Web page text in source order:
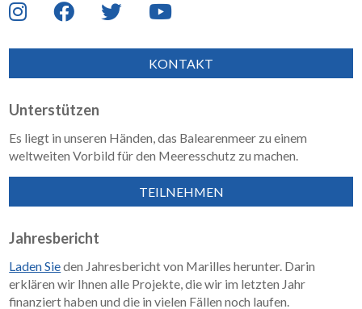
KONTAKT
Unterstützen
Es liegt in unseren Händen, das Balearenmeer zu einem
weltweiten Vorbild für den Meeresschutz zu machen.
TEILNEHMEN
Jahresbericht
Laden Sieden Jahresbericht von Marilles herunter. Darin
erklären wir Ihnen alle Projekte, die wir im letzten Jahr
finanziert haben und die in vielen Fällen noch laufen.